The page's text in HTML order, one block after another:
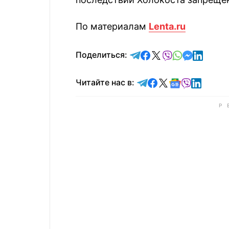
По материалам Lenta.ru
Поделиться: отправить в Telegram
поделиться в
поделиться в X
отправить в
отправить
Читайте нас в: Читайте в Telegram
Читайте в
Читайте в X
Читайте в
Читайте